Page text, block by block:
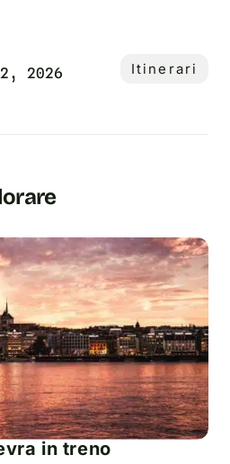
2026 Itinerari
in treno